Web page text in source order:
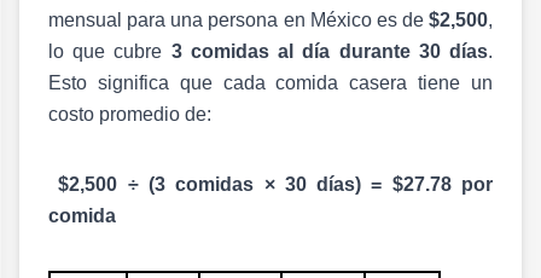
mensual para una persona en México es de $2,500,
lo que cubre 3 comidas al día durante 30 días.
Esto significa que cada comida casera tiene un
costo promedio de:
$2,500 ÷ (3 comidas × 30 días) = $27.78 por
comida